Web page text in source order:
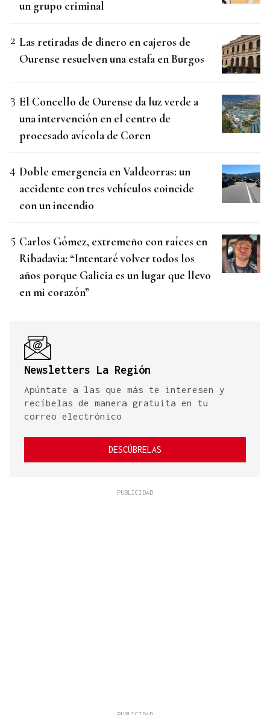
un grupo criminal
Las retiradas de dinero en cajeros de
Ourense resuelven una estafa en Burgos
El Concello de Ourense da luz verde a
una intervención en el centro de
procesado avícola de Coren
Doble emergencia en Valdeorras: un
accidente con tres vehículos coincide
con un incendio
Carlos Gómez, extremeño con raíces en
Ribadavia: “Intentaré volver todos los
años porque Galicia es un lugar que llevo
en mi corazón”
Newsletters La Región
Apúntate a las que más te interesen y
recíbelas de manera gratuita en tu
correo electrónico
DESCÚBRELAS